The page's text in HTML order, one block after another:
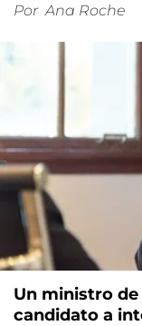
Por Ana Roche
Un ministro
candidato a